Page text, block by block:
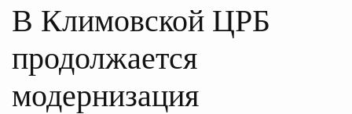
В Климовской ЦРБ
продолжается
модернизация